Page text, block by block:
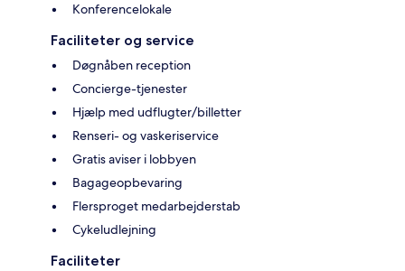
Konferencelokale
Faciliteter og service
Døgnåben reception
Concierge-tjenester
Hjælp med udflugter/billetter
Renseri- og vaskeriservice
Gratis aviser i lobbyen
Bagageopbevaring
Flersproget medarbejderstab
Cykeludlejning
Faciliteter